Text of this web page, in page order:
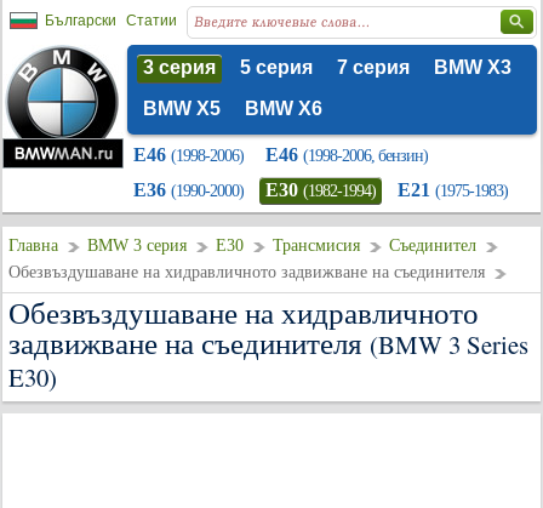
Български Статии
3 серия 5 серия 7 серия
BMW X3
BMW X5
BMW X6
E46 (1998-2006) E46 (1998-2006, бензин)
E36 (1990-2000) E30 (1982-1994) E21 (1975-1983)
Главна BMW 3 серия E30 Трансмисия
Съединител
Обезвъздушаване на хидравличното задвижване на съединителя
Обезвъздушаване на хидравличното
задвижване на съединителя (BMW 3 Series
E30)